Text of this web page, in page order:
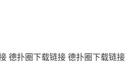
德扑圈下载链接 德扑圈下载链接